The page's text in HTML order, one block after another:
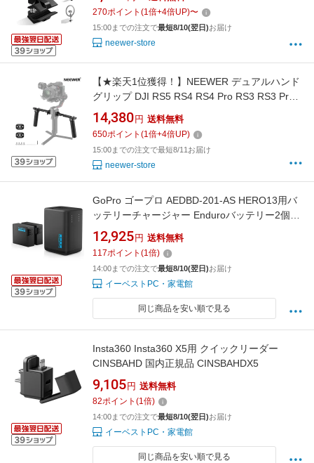
ミニウム製ジョー Cスタンド用ゴムパッド ねじ
れ防止 スピンハンドル簡単ロック LEDビデオ
ライト/ソフトボックス用
270ポイント (1倍+4倍UP)〜
15:00までの注文で最短8/10(翌日)お届け
neewer-store
【★楽天1位獲得！】NEEWER デュアルハンド
グリップ DJI RS5 RS4 RS4 Pro RS3 RS3 Pro
RS2 RSC2 Ronin S SCジンバルに対応 組み立
て式デュアルハンドルセット ミニNATOレール
2 本 クイックリリース NATOクランプ
1/4"&3/8"ネジ付き GA006
14,380 円 送料無料
650ポイント (1倍+4倍UP)
15:00までの注文で最短8/11お届け
neewer-store
GoPro ゴープロ AEDBD-201-AS HERO13用バ
ッテリーチャージャー Enduroバッテリー2個付
属 充電器 国内正規品 AEDBD201AS
12,925 円 送料無料
117ポイント (1倍)
14:00までの注文で最短8/10(翌日)お届け
イーベストPC・家電館
同じ商品を安い順で見る
Insta360 Insta360 X5用 クイックリーダー
CINSBAHD 国内正規品 CINSBAHDX5
9,105 円 送料無料
82ポイント (1倍)
14:00までの注文で最短8/10(翌日)お届け
イーベストPC・家電館
同じ商品を安い順で見る